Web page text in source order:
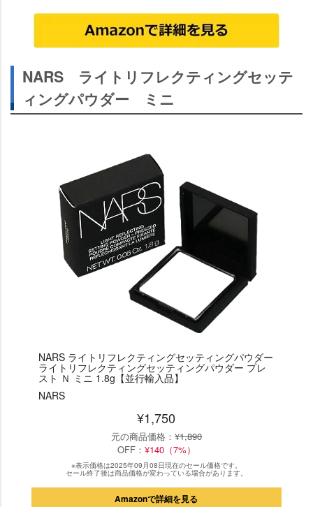
NARS ライトリフレクティングセッテ
ィングパウダー ミニ
NARS ライトリフレクティングセッティングパウダー
ライトリフレクティングセッティングパウダー プレ
スト Ｎ ミニ 1.8g【並行輸入品】
NARS
¥1,750
元の商品価格： ¥1,890
OFF： ¥140（7%）
※表示価格は2025年09月08日現在のセール価格です。
セール終了後は商品価格が変わっている場合があります。
Amazonで詳細を見る